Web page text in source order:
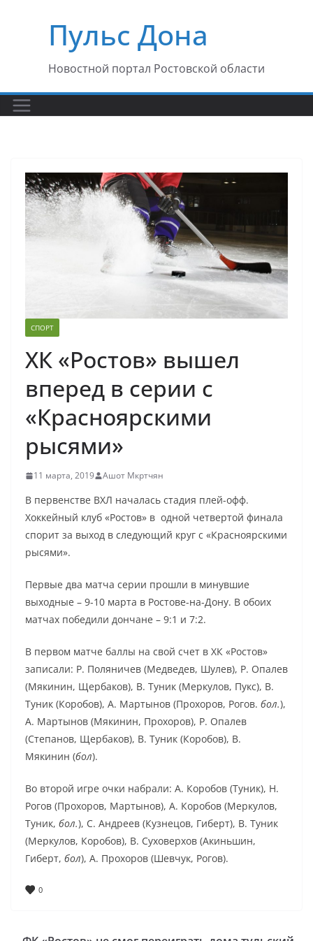
содержимомуПульс Дона
Новостной портал Ростовской области
СПОРТ
ХК «Ростов» вышел
вперед в серии с
«Красноярскими
рысями»
11 марта, 2019 Ашот Мкртчян
В первенстве ВХЛ началась стадия плей-офф.
Хоккейный клуб «Ростов» в одной четвертой финала
спорит за выход в следующий круг с «Красноярскими
рысями».
Первые два матча серии прошли в минувшие
выходные – 9-10 марта в Ростове-на-Дону. В обоих
матчах победили дончане – 9:1 и 7:2.
В первом матче баллы на свой счет в ХК «Ростов»
записали: Р. Поляничев (Медведев, Шулев), Р. Опалев
(Мякинин, Щербаков), В. Туник (Меркулов, Пукс), В.
Туник (Коробов), А. Мартынов (Прохоров, Рогов. бол.),
А. Мартынов (Мякинин, Прохоров), Р. Опалев
(Степанов, Щербаков), В. Туник (Коробов), В.
Мякинин (бол).
Во второй игре очки набрали: А. Коробов (Туник), Н.
Рогов (Прохоров, Мартынов), А. Коробов (Меркулов,
Туник, бол.), С. Андреев (Кузнецов, Гиберт), В. Туник
(Меркулов, Коробов), В. Суховерхов (Акиньшин,
Гиберт, бол), А. Прохоров (Шевчук, Рогов).
0